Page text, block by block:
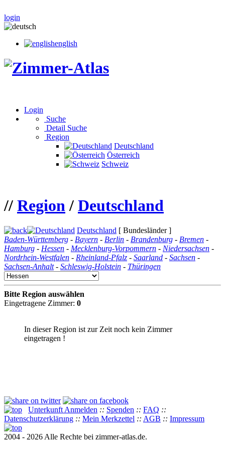
login
english
Login
Suche
Detail Suche
Region
Deutschland
Österreich
Schweiz
// Region/ Deutschland
Deutschland [ Bundesländer ]
Baden-Württemberg - Bayern - Berlin - Brandenburg - Bremen -
Hamburg - Hessen - Mecklenburg-Vorpommern - Niedersachsen -
Nordrhein-Westfalen - Rheinland-Pfalz - Saarland - Sachsen -
Sachsen-Anhalt- Schleswig-Holstein - Thüringen
Bitte Region auswählen
Eingetragene Zimmer: 0
In dieser Region ist zur Zeit noch kein Zimmer
eingetragen !
Unterkunft Anmelden :: Spenden :: FAQ ::
Datenschutzerklärung :: Mein Merkzettel :: AGB :: Impressum
2004 - 2026 Alle Rechte bei zimmer-atlas.de.